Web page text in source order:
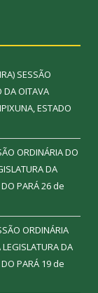
SESSÃO
DA OITAVA
ESTADO
ORDINÁRIA DO
DA
PARÁ26 de
ORDINÁRIA
DA
PARÁ 19 de